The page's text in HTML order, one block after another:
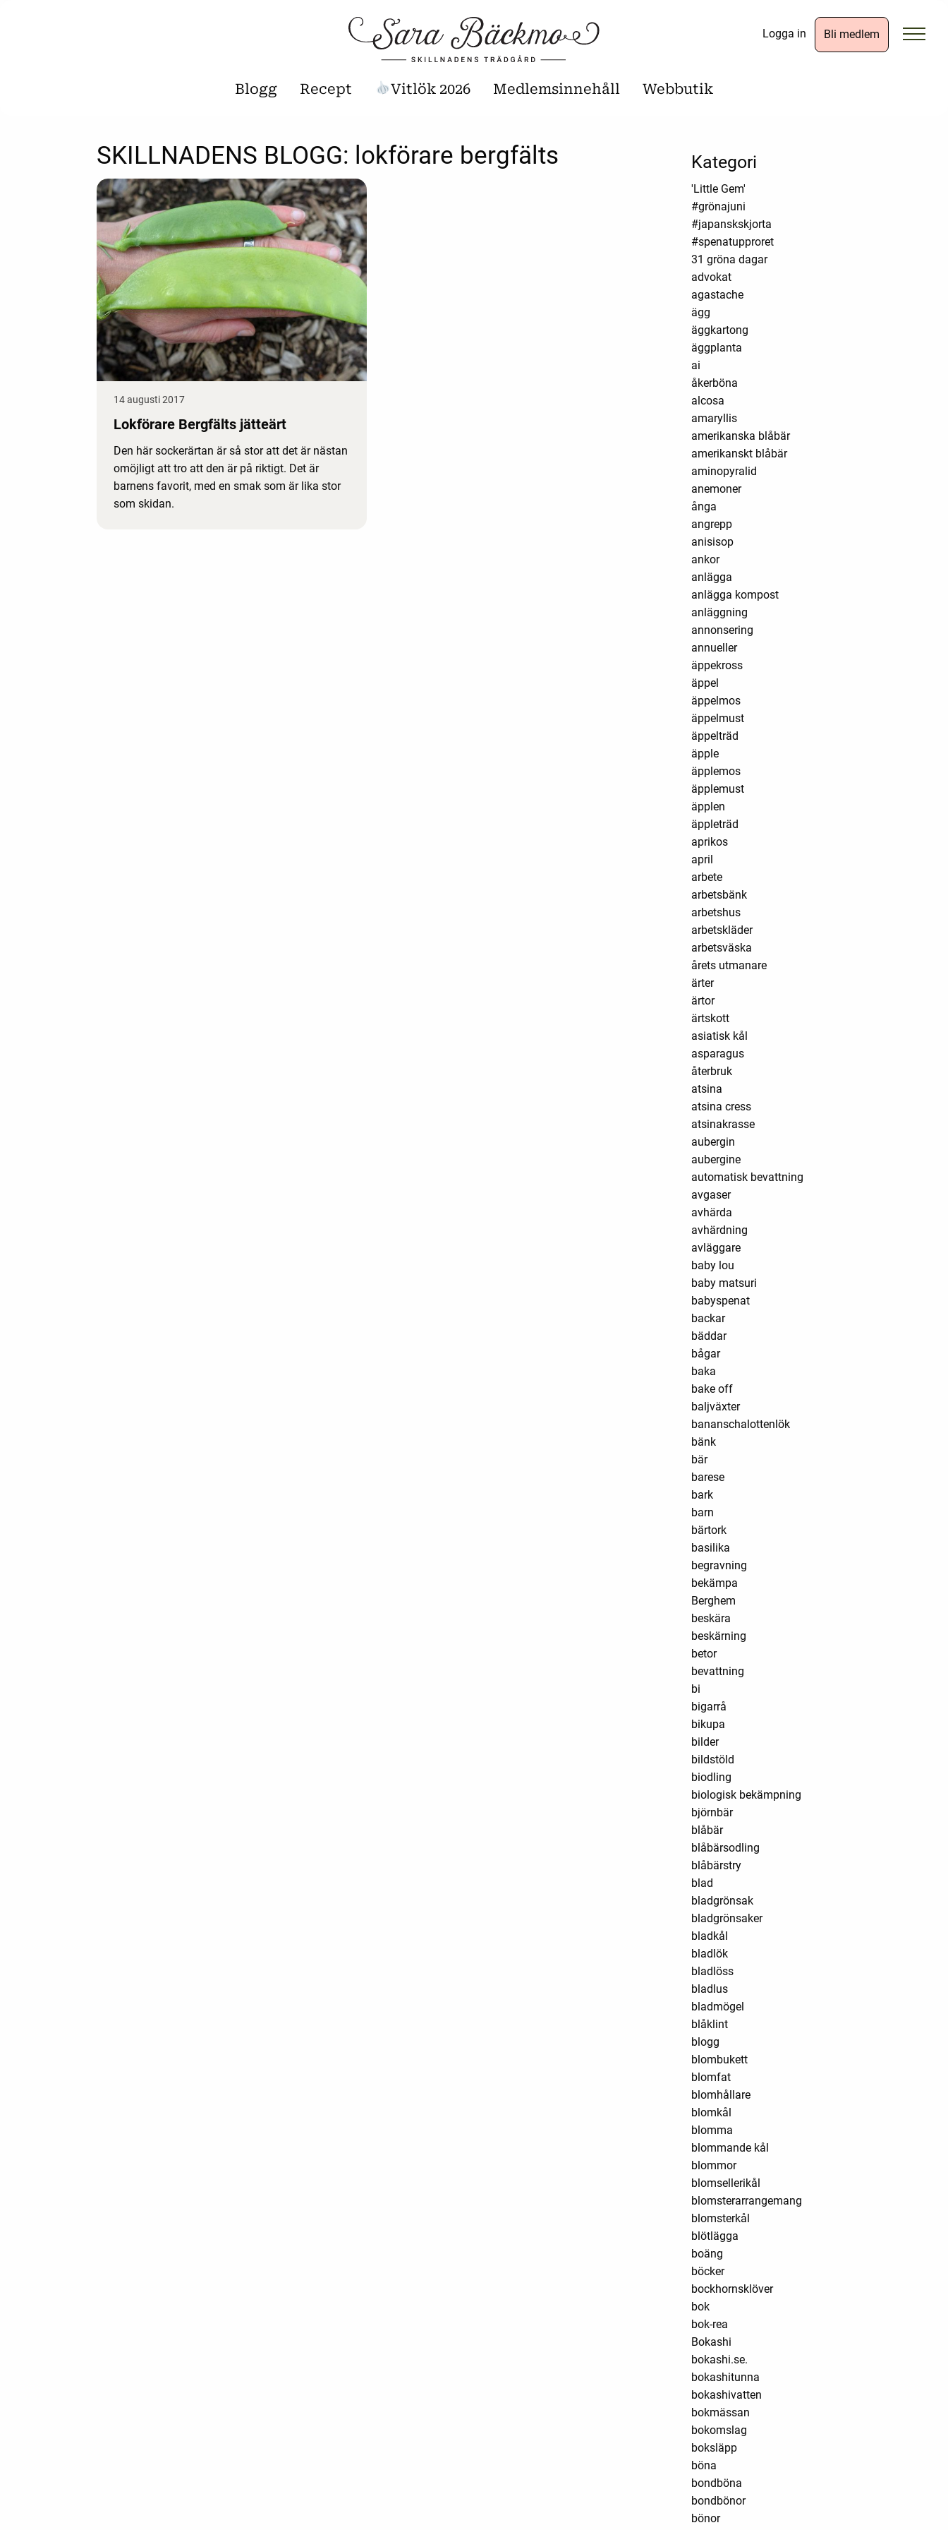
Logga in Bli medlem
Blogg Recept Vitlök 2026 Medlemsinnehåll Webbutik
SKILLNADENS BLOGG: lokförare bergfälts
14 augusti 2017
Lokförare Bergfälts jätteärt
Den här sockerärtan är så stor att det är nästan
omöjligt att tro att den är på riktigt. Det är
barnens favorit, med en smak som är lika stor
som skidan.
Kategori
'Little Gem'
#grönajuni
#japanskskjorta
#spenatupproret
31 gröna dagar
advokat
agastache
ägg
äggkartong
äggplanta
ai
åkerböna
alcosa
amaryllis
amerikanska blåbär
amerikanskt blåbär
aminopyralid
anemoner
ånga
angrepp
anisisop
ankor
anlägga
anlägga kompost
anläggning
annonsering
annueller
äppekross
äppel
äppelmos
äppelmust
äppelträd
äpple
äpplemos
äpplemust
äpplen
äppleträd
aprikos
april
arbete
arbetsbänk
arbetshus
arbetskläder
arbetsväska
årets utmanare
ärter
ärtor
ärtskott
asiatisk kål
asparagus
återbruk
atsina
atsina cress
atsinakrasse
aubergin
aubergine
automatisk bevattning
avgaser
avhärda
avhärdning
avläggare
baby lou
baby matsuri
babyspenat
backar
bäddar
bågar
baka
bake off
baljväxter
bananschalottenlök
bänk
bär
barese
bark
barn
bärtork
basilika
begravning
bekämpa
Berghem
beskära
beskärning
betor
bevattning
bi
bigarrå
bikupa
bilder
bildstöld
biodling
biologisk bekämpning
björnbär
blåbär
blåbärsodling
blåbärstry
blad
bladgrönsak
bladgrönsaker
bladkål
bladlök
bladlöss
bladlus
bladmögel
blåklint
blogg
blombukett
blomfat
blomhållare
blomkål
blomma
blommande kål
blommor
blomsellerikål
blomsterarrangemang
blomsterkål
blötlägga
boäng
böcker
bockhornsklöver
bok
bok-rea
Bokashi
bokashi.se.
bokashitunna
bokashivatten
bokmässan
bokomslag
boksläpp
böna
bondböna
bondbönor
bönor